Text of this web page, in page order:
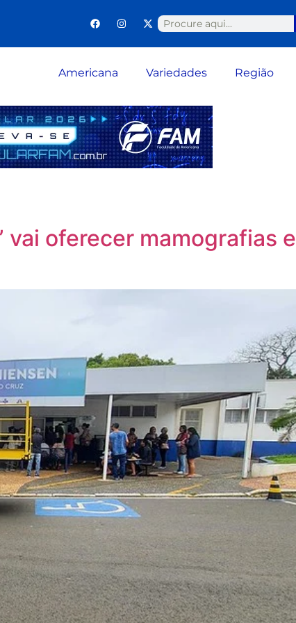
Americana Variedades Região
vai oferecer mamografias e